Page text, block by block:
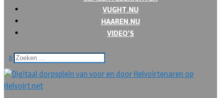
VUGHT.NU
HAAREN.NU
VIDEO’S
x